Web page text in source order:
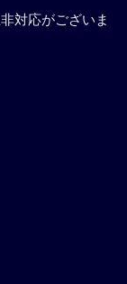
対応がございま